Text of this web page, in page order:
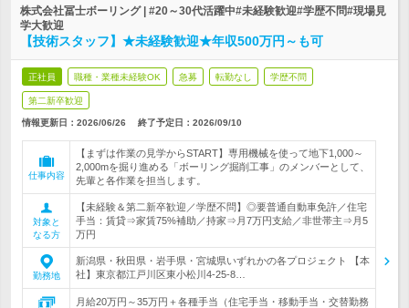
株式会社冨士ボーリング | #20～30代活躍中#未経験歓迎#学歴不問#現場見
学大歓迎
【技術スタッフ】★未経験歓迎★年収500万円～も可
正社員 職種・業種未経験OK 急募 転勤なし 学歴不問
第二新卒歓迎
情報更新日：2026/06/26 終了予定日： 2026/09/10
仕事内容
【まずは作業の見学からSTART】専用機械を使って地下1,000～
2,000mを掘り進める「ボーリング掘削工事」のメンバーとして、
先輩と各作業を担当します。
対象と
なる方
【未経験＆第二新卒歓迎／学歴不問】◎要普通自動車免許／住宅
手当：賃貸⇒家賃75%補助／持家⇒月7万円支給／非世帯主⇒月5
万円
勤務地
新潟県・秋田県・岩手県・宮城県いずれかの各プロジェクト 【本
社】東京都江戸川区東小松川4-25-8…
月給20万円～35万円＋各種手当（住宅手当・移動手当・交替勤務